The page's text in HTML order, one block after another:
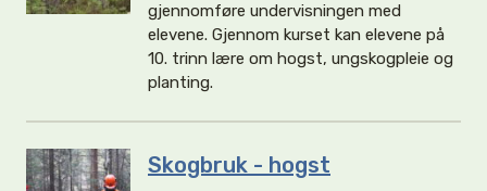
gjennomføre undervisningen med
elevene. Gjennom kurset kan elevene på
10. trinn lære om hogst, ungskogpleie og
planting.
Skogbruk - hogst